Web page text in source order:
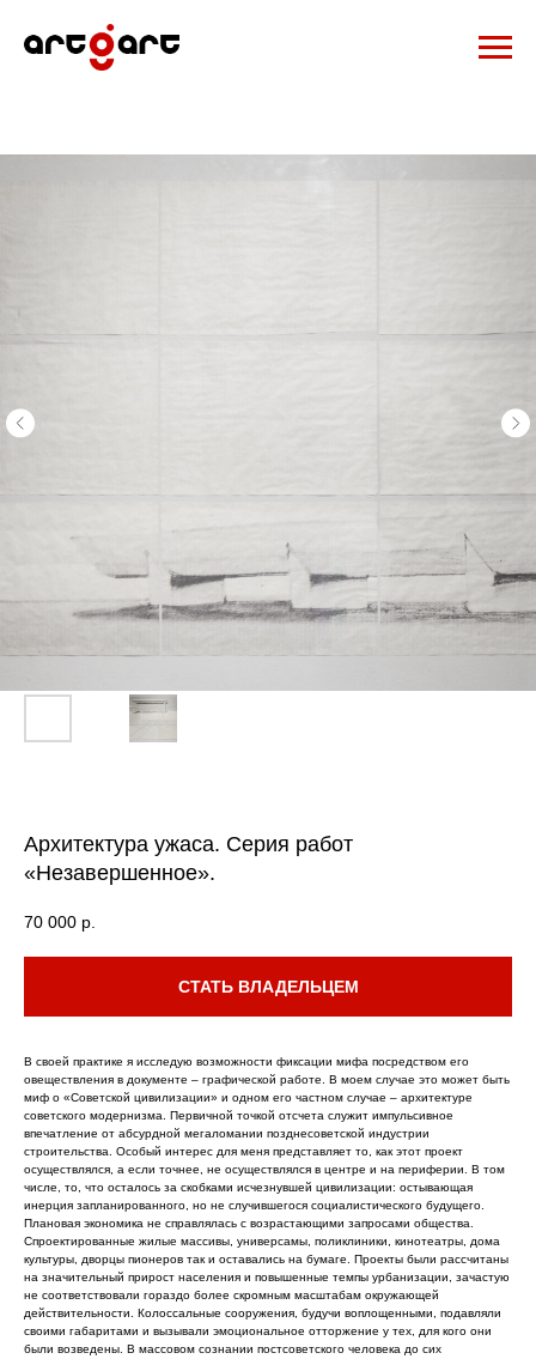
Архитектура ужаса. Серия работ
«Незавершенное».
70 000 р.
СТАТЬ ВЛАДЕЛЬЦЕМ
В своей практике я исследую возможности фиксации мифа посредством его
овеществления в документе – графической работе. В моем случае это может быть
миф о «Советской цивилизации» и одном его частном случае – архитектуре
советского модернизма. Первичной точкой отсчета служит импульсивное
впечатление от абсурдной мегаломании позднесоветской индустрии
строительства. Особый интерес для меня представляет то, как этот проект
осуществлялся, а если точнее, не осуществлялся в центре и на периферии. В том
числе, то, что осталось за скобками исчезнувшей цивилизации: остывающая
инерция запланированного, но не случившегося социалистического будущего.
Плановая экономика не справлялась с возрастающими запросами общества.
Спроектированные жилые массивы, универсамы, поликлиники, кинотеатры, дома
культуры, дворцы пионеров так и оставались на бумаге. Проекты были рассчитаны
на значительный прирост населения и повышенные темпы урбанизации, зачастую
не соответствовали гораздо более скромным масштабам окружающей
действительности. Колоссальные сооружения, будучи воплощенными, подавляли
своими габаритами и вызывали эмоциональное отторжение у тех, для кого они
были возведены. В массовом сознании постсоветского человека до сих